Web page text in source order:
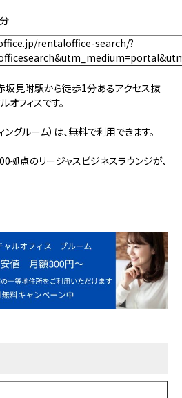
rentaloffice-search/?
坂見附駅から徒歩1分あるアクセス抜
オフィスです。
グルーム）は、無料で利用できます。
拠点のリージャスビジネスラウンジが、